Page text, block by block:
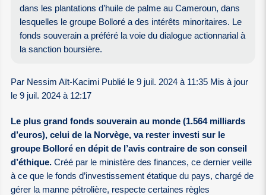
dans les plantations d’huile de palme au Cameroun, dans
lesquelles le groupe Bolloré a des intérêts minoritaires. Le
fonds souverain a préféré la voie du dialogue actionnarial à
la sanction boursière.
Par Nessim Aït-Kacimi Publié le 9 juil. 2024 à 11:35 Mis à jour
le 9 juil. 2024 à 12:17
Le plus grand fonds souverain au monde (1.564 milliards
d’euros), celui de la Norvège, va rester investi sur le
groupe Bolloré en dépit de l’avis contraire de son conseil
d’éthique.Créé par le ministère des finances, ce dernier veille
à ce que le fonds d’investissement étatique du pays, chargé de
gérer la manne pétrolière, respecte certaines règles